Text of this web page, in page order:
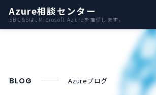
Azure相談センター
SB C&Sは、Microsoft Azureを推奨します。
パートナー支援
資料ダウンロード
お問い合わせ
BLOG Azureブログ